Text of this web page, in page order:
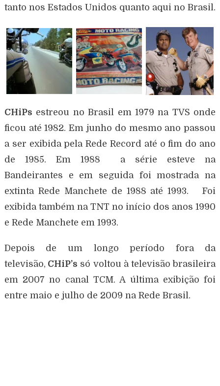
tanto nos Estados Unidos quanto aqui no Brasil.
CHiPs estreou no Brasil em 1979 na TVS onde
ficou até 1982. Em junho do mesmo ano passou
a ser exibida pela Rede Record até o fim do ano
de 1985. Em 1988 a série esteve na
Bandeirantes e em seguida foi mostrada na
extinta Rede Manchete de 1988 até 1993. Foi
exibida também na TNT no início dos anos 1990
e Rede Manchete em 1993.
Depois de um longo período fora da
televisão, CHiP’s só voltou à televisão brasileira
em 2007 no canal TCM. A última exibição foi
entre maio e julho de 2009 na Rede Brasil.